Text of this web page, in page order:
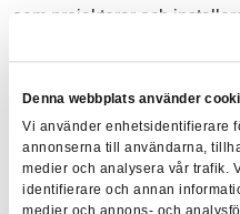
Denna webbplats använder
Vi använder enhetsidentifierare
annonserna till användarna,
medier och analysera vår trafik.
identifierare och annan
som projekterar och
kommuner,
stor nytta av kunskaperna.
Om du vill få en
STF:s utbildning Åskskydd